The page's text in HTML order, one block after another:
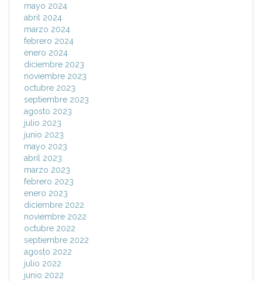
mayo 2024
abril 2024
marzo 2024
febrero 2024
enero 2024
diciembre 2023
noviembre 2023
octubre 2023
septiembre 2023
agosto 2023
julio 2023
junio 2023
mayo 2023
abril 2023
marzo 2023
febrero 2023
enero 2023
diciembre 2022
noviembre 2022
octubre 2022
septiembre 2022
agosto 2022
julio 2022
junio 2022